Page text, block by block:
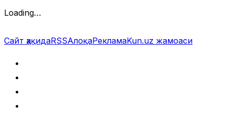
Loading…
Сайт ҳақидаRSSАлоқаРекламаKun.uz жамоаси